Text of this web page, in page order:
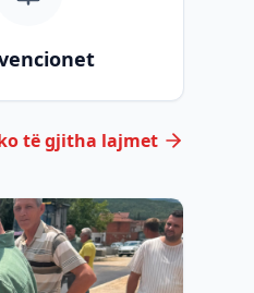
të gjitha lajmet